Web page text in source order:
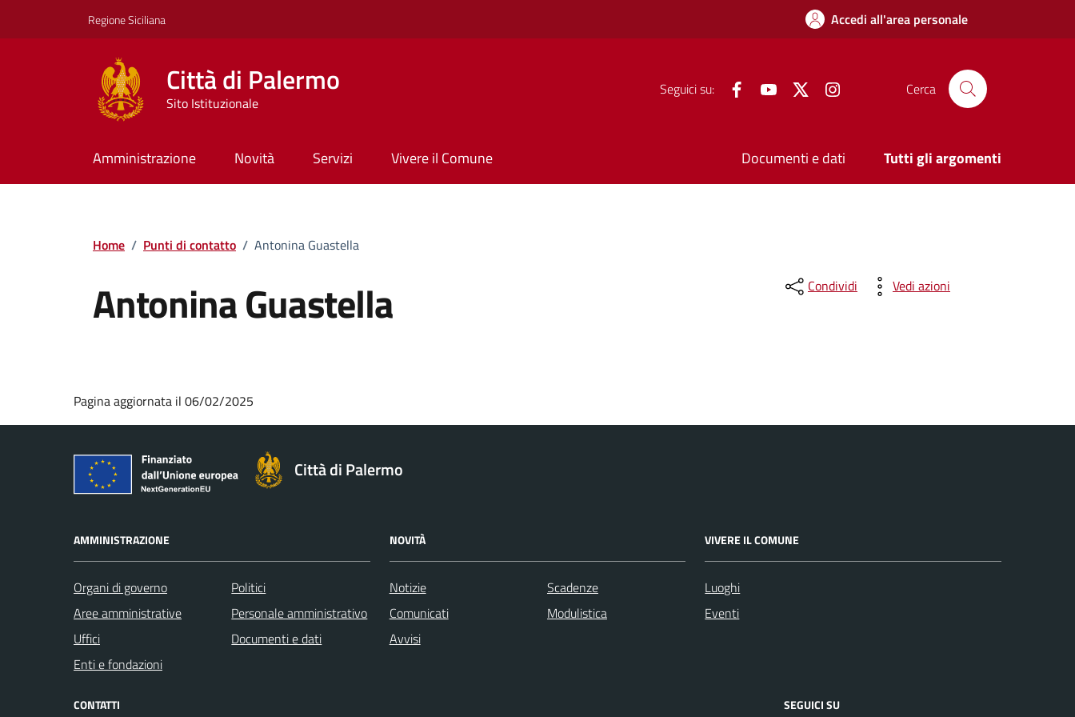
Regione Siciliana Accedi all'area personale
Città di Palermo
Sito Istituzionale
Seguici su: FacebookYouTube Twitter Cerca
Amministrazione Novità Servizi Vivere il Comune Documenti e dati Tutti gli argomenti
Home / Punti di contatto / Antonina Guastella
Antonina Guastella Condividi Vedi azioni
Pagina aggiornata il 06/02/2025
Città di Palermo
AMMINISTRAZIONE
Organi di governo
Aree amministrative
Uffici
Enti e fondazioni
Politici
Personale amministrativo
Documenti e dati
NOVITÀ
Notizie
Comunicati
Avvisi
Scadenze
Modulistica
VIVERE IL COMUNE
Luoghi
Eventi
CONTATTI SEGUICI SU